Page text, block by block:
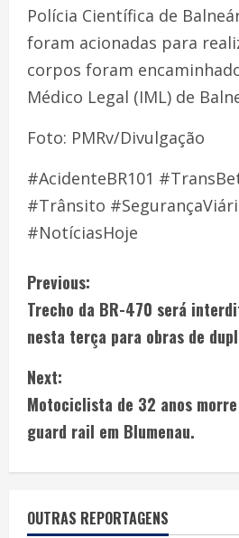
Polícia Científica de
foram acionadas para
corpos foram
Médico Legal (IML) de
Foto: PMRv/Divulgação
#AcidenteBR101
#Trânsito
#NotíciasHoje
Previous:
Trecho da BR-470 será
nesta terça para obras de
Next:
Motociclista de 32 anos
guard rail em Blumenau.
OUTRAS REPORTAGENS